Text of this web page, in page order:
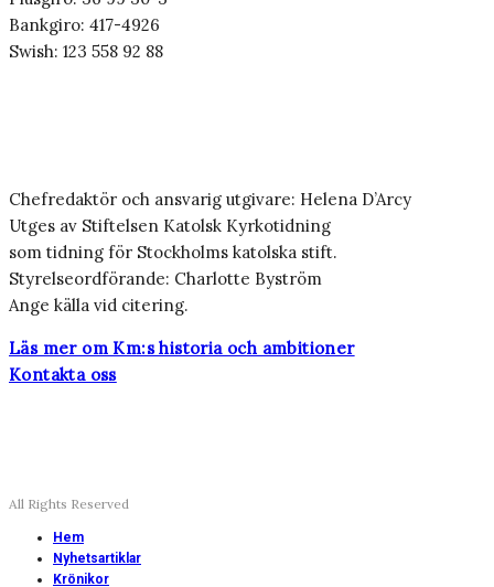
Bankgiro: 417-4926
Swish: 123 558 92 88
Chefredaktör och ansvarig utgivare: Helena D’Arcy
Utges av Stiftelsen Katolsk Kyrkotidning
som tidning för Stockholms katolska stift.
Styrelseordförande: Charlotte Byström
Ange källa vid citering.
Läs mer om Km:s historia och ambitioner
Kontakta oss
All Rights Reserved
Hem
Nyhetsartiklar
Krönikor